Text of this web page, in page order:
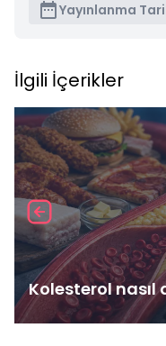
Yayınlanma
İlgili İçerikler
Kolesterol nasıl